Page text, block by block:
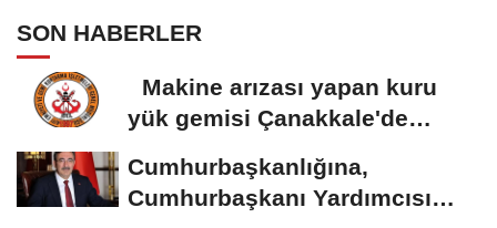
SON HABERLER
Makine arızası yapan kuru
yük gemisi Çanakkale'de
Cumhurbaşkanlığına,
Cumhurbaşkanı Yardımcısı